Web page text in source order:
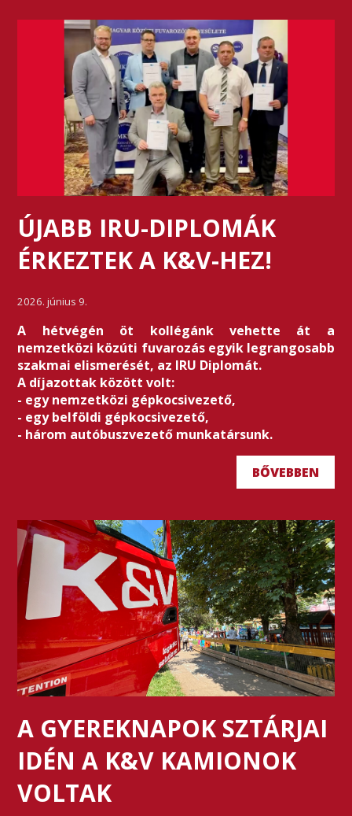
ÚJABB IRU-DIPLOMÁK
ÉRKEZTEK A K&V-HEZ!
2026. június 9.
A hétvégén öt kollégánk vehette át a
nemzetközi közúti fuvarozás egyik legrangosabb
szakmai elismerését, az IRU Diplomát.
A díjazottak között volt:
- egy nemzetközi gépkocsivezető,
- egy belföldi gépkocsivezető,
- három autóbuszvezető munkatársunk.
BŐVEBBEN
A GYEREKNAPOK SZTÁRJAI
IDÉN A K&V KAMIONOK
VOLTAK